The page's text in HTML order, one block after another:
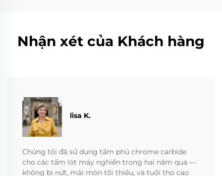
Nhận xét của Khách hàng
lisa K.
Chúng tôi đã sử dụng tấm phủ chrome carbide
cho các tấm lót máy nghiền trong hai năm qua —
không bị nứt, mài mòn tối thiểu, và tuổi thọ cao